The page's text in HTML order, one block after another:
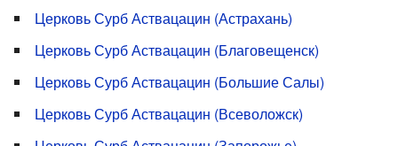
Церковь Сурб Аствацацин (Астрахань)
Церковь Сурб Аствацацин (Благовещенск)
Церковь Сурб Аствацацин (Большие Салы)
Церковь Сурб Аствацацин (Всеволожск)